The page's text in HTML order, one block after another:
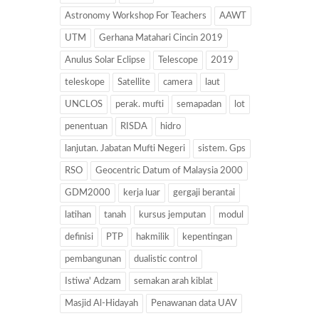
Astronomy Workshop For Teachers AAWT
UTM Gerhana Matahari Cincin 2019
Anulus Solar Eclipse Telescope 2019
teleskope Satellite camera laut
UNCLOS perak. mufti semapadan lot
penentuan RISDA hidro
lanjutan. Jabatan Mufti Negeri sistem. Gps
RSO Geocentric Datum of Malaysia 2000
GDM2000 kerja luar gergaji berantai
latihan tanah kursus jemputan modul
definisi PTP hakmilik kepentingan
pembangunan dualistic control
Istiwa' Adzam semakan arah kiblat
Masjid Al-Hidayah Penawanan data UAV